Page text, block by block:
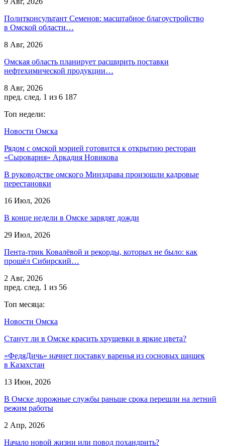
Политконсультант Семенов: масштабное благоустройство
в Омской области…
8 Авг, 2026
Омская область планирует расширить поставки
нефтехимической продукции…
8 Авг, 2026
пред. след. 1 из 6 187
Топ недели:
Новости Омска
Рядом с омской мэрией готовится к открытию ресторан
«Сыроварня» Аркадия Новикова
В руководстве омского Минздрава произошли кадровые
перестановки
16 Июл, 2026
В конце недели в Омске зарядят дожди
29 Июл, 2026
Пента-трик Ковалёвой и рекорды, которых не было: как
прошёл Сибирский…
2 Авг, 2026
пред. след. 1 из 56
Топ месяца:
Новости Омска
Станут ли в Омске красить хрущевки в яркие цвета?
«ФедяДичь» начнет поставку варенья из сосновых шишек
в Казахстан
13 Июн, 2026
В Омске дорожные службы раньше срока перешли на летний
режим работы
2 Апр, 2026
Начало новой жизни или повод похандрить?